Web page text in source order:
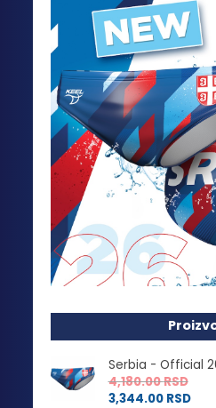
Serbia - Official
4,180.00RSD
3,344.00 RSD